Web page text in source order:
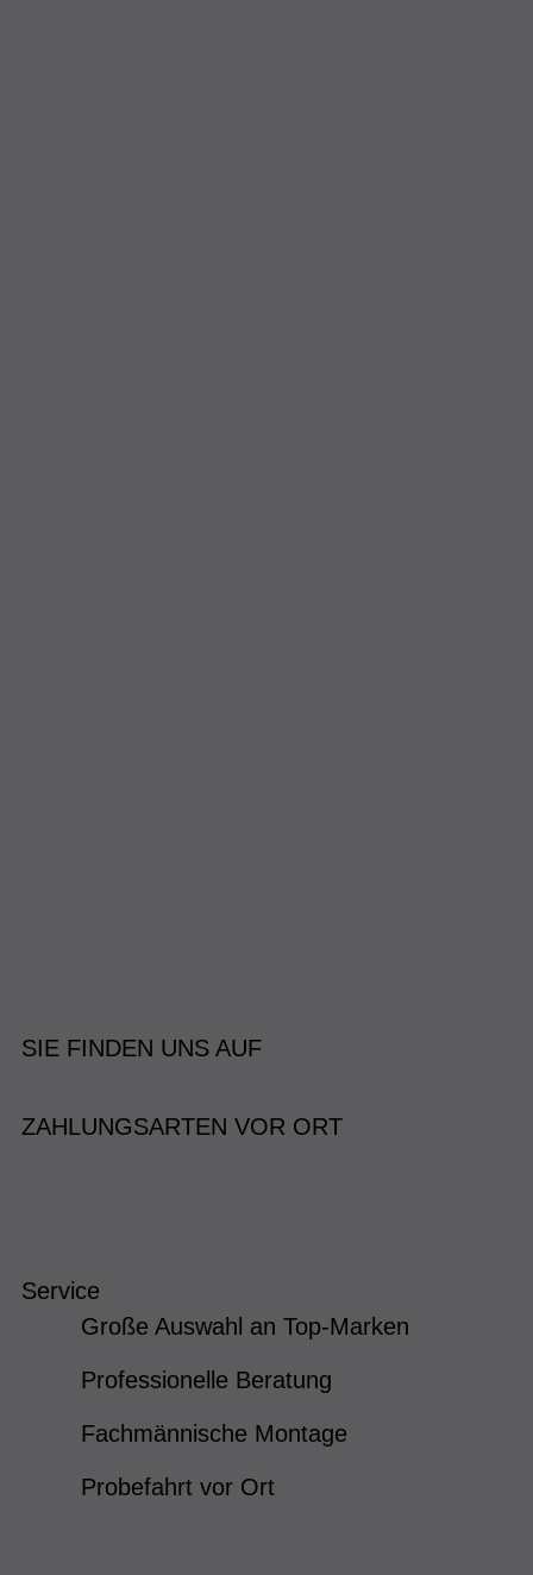
SIE FINDEN UNS AUF
ZAHLUNGSARTEN VOR ORT
Service
Große Auswahl an Top-Marken
Professionelle Beratung
Fachmännische Montage
Probefahrt vor Ort